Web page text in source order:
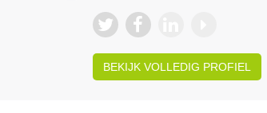
BEKIJK VOLLEDIG PROFIEL